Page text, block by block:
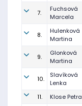
7.
Fuchsová
Marcela
8.
Hulenková
Martina
9.
Glonková
Martina
10.
Slavíková
Lenka
11. Klose Petra